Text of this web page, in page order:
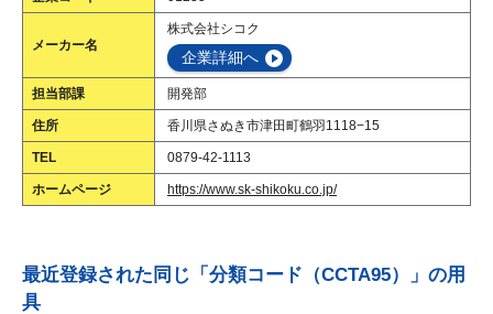
メーカー名
株式会社シコク
企業詳細へ
担当部課 開発部
住所 香川県さぬき市津田町鶴羽1118−15
TEL 0879-42-1113
ホームページ https://www.sk-shikoku.co.jp/
最近登録された同じ「分類コード（CCTA95）」の用
具